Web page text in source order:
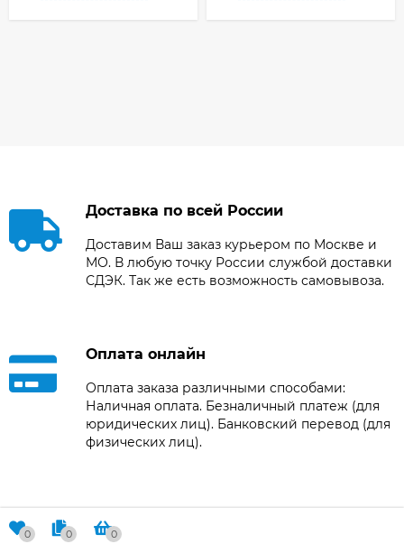
Доставка по всей России
Доставим Ваш заказ курьером по Москве и
МО. В любую точку России службой доставки
СДЭК. Так же есть возможность самовывоза.
Оплата онлайн
Оплата заказа различными способами:
Наличная оплата. Безналичный платеж (для
юридических лиц). Банковский перевод (для
физических лиц).
0 0 0